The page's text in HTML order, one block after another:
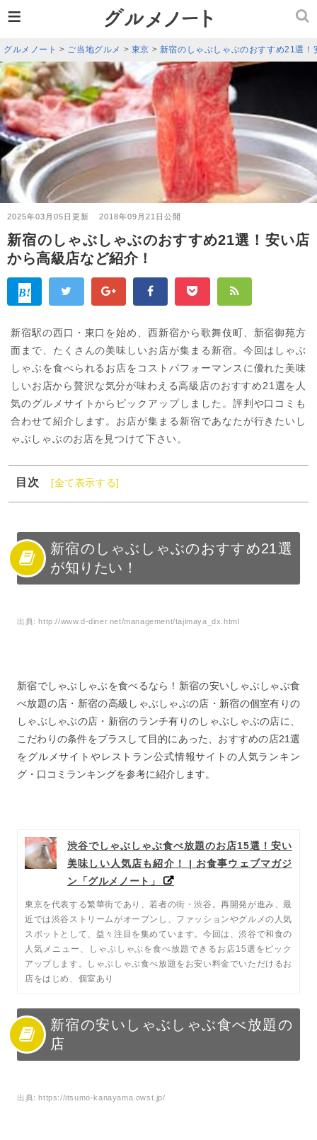
グルメノート > ご当地グルメ > 東京 > 新宿のしゃぶしゃぶのおすすめ21選
2025年03月05日更新 2018年09月21日公開
新宿のしゃぶしゃぶのおすすめ21選！安い店
から高級店など紹介！
新宿駅の西口・東口を始め、西新宿から歌舞伎町、新宿御苑方
面まで、たくさんの美味しいお店が集まる新宿。今回はしゃぶ
しゃぶを食べられるお店をコストパフォーマンスに優れた美味
しいお店から贅沢な気分が味わえる高級店のおすすめ21選を人
気のグルメサイトからピックアップしました。評判や口コミも
合わせて紹介します。お店が集まる新宿であなたが行きたいし
ゃぶしゃぶのお店を見つけて下さい。
目次
[全て表示する]
1
新宿のしゃぶしゃぶのおすすめ21選が知りたい！
3
新宿の高級しゃぶしゃぶおすすめ店
4
新宿の個室有りのしゃぶしゃぶおすすめ店
5
新宿のランチ有りのしゃぶしゃぶおすすめ店
7
新宿のおすすめしゃぶしゃぶを味わおう
新宿のしゃぶしゃぶのおすすめ21選
が知りたい！
出典:http://www.d-diner.net/management/tajimaya_dx.html
新宿でしゃぶしゃぶを食べるなら！新宿の安いしゃぶしゃぶ食
べ放題の店・新宿の高級しゃぶしゃぶの店・新宿の個室有りの
しゃぶしゃぶの店・新宿のランチ有りのしゃぶしゃぶの店に、
こだわりの条件をプラスして目的にあった、おすすめの店21選
をグルメサイトやレストラン公式情報サイトの人気ランキン
グ・口コミランキングを参考に紹介します。
渋谷でしゃぶしゃぶ食べ放題のお店15選！安い
美味しい人気店も紹介！ | お食事ウェブマガジ
ン「グルメノート」
東京を代表する繁華街であり、若者の街・渋谷。再開発が進み、最
近では渋谷ストリームがオープンし、ファッションやグルメの人気
スポットとして、益々注目を集めています。今回は、渋谷で和食の
人気メニュー、しゃぶしゃぶを食べ放題できるお店15選をピック
アップします。しゃぶしゃぶ食べ放題をお安い料金でいただけるお
店をはじめ、個室あり
新宿の安いしゃぶしゃぶ食べ放題の
店
出典:https://itsumo-kanayama.owst.jp/
≡